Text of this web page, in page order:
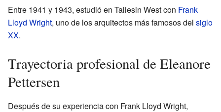
Entre 1941 y 1943, estudió en Taliesin West con Frank
Lloyd Wright, uno de los arquitectos más famosos del siglo
XX.
Trayectoria profesional de Eleanore
Pettersen
Después de su experiencia con Frank Lloyd Wright,